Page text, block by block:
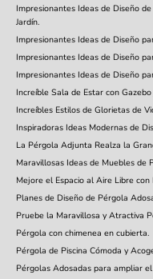
Impresionantes Ideas de Diseño
Jardín.
Impresionantes Ideas de Diseño
Impresionantes Ideas de Diseño
Impresionantes Ideas de Diseño
Increíble Sala de Estar con
Increíbles Estilos de Glorietas de
Inspiradoras Ideas Modernas de
La Pérgola Adjunta Realza la
Maravillosas Ideas de Muebles de
Mejore el Espacio al Aire Libre
Planes de Diseño de Pérgola
Pruebe la Maravillosa y Atractiva
Pérgola con chimenea en cubierta.
Pérgola de Piscina Cómoda y
Pérgolas Adosadas para ampliar